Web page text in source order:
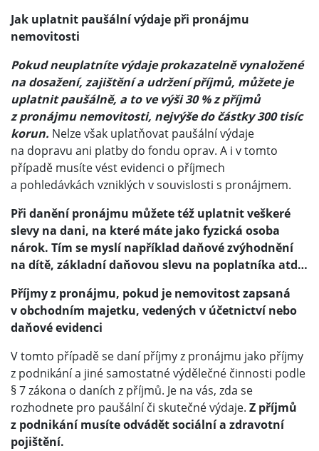
Jak uplatnit paušální výdaje při pronájmu
nemovitosti
Pokud neuplatníte výdaje prokazatelně vynaložené
na dosažení, zajištění a udržení příjmů, můžete je
uplatnit paušálně, a to ve výši 30 % z příjmů
z pronájmu nemovitosti, nejvýše do částky 300 tisíc
korun. Nelze však uplatňovat paušální výdaje
na dopravu ani platby do fondu oprav. A i v tomto
případě musíte vést evidenci o příjmech
a pohledávkách vzniklých v souvislosti s pronájmem.
Při danění pronájmu můžete též uplatnit veškeré
slevy na dani, na které máte jako fyzická osoba
nárok. Tím se myslí například daňové zvýhodnění
na dítě, základní daňovou slevu na poplatníka atd…
Příjmy z pronájmu, pokud je nemovitost zapsaná
v obchodním majetku, vedených v účetnictví nebo
daňové evidenci
V tomto případě se daní příjmy z pronájmu jako příjmy
z podnikání a jiné samostatné výdělečné činnosti podle
§ 7 zákona o daních z příjmů. Je na vás, zda se
rozhodnete pro paušální či skutečné výdaje. Z příjmů
z podnikání musíte odvádět sociální a zdravotní
pojištění.